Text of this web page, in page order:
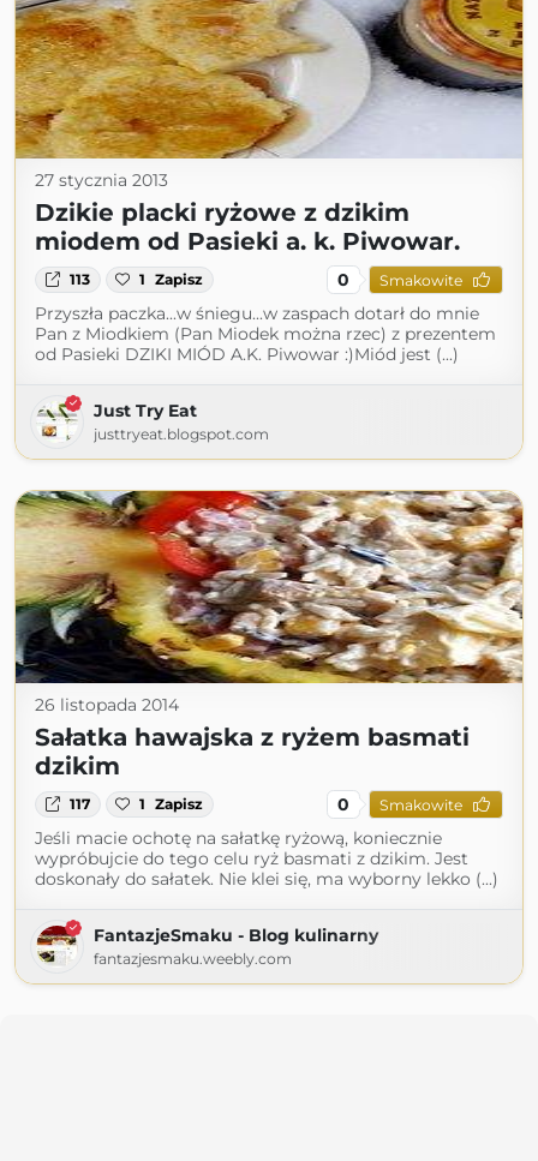
27 stycznia 2013
Dzikie placki ryżowe z dzikim
miodem od Pasieki a. k. Piwowar.
113 1 Zapisz 0 Smakowite
Przyszła paczka...w śniegu...w zaspach dotarł do mnie
Pan z Miodkiem (Pan Miodek można rzec) z prezentem
od Pasieki DZIKI MIÓD A.K. Piwowar :)Miód jest (...)
Just Try Eat
justtryeat.blogspot.com
26 listopada 2014
Sałatka hawajska z ryżem basmati
dzikim
117 1 Zapisz 0 Smakowite
Jeśli macie ochotę na sałatkę ryżową, koniecznie
wypróbujcie do tego celu ryż basmati z dzikim. Jest
doskonały do sałatek. Nie klei się, ma wyborny lekko (...)
FantazjeSmaku - Blog kulinarny
fantazjesmaku.weebly.com